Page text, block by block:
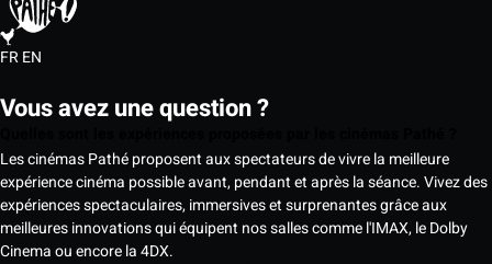
FREN
Vous avez une question ?
Les cinémas Pathé proposent aux spectateurs de vivre la meilleure
expérience cinéma possible avant, pendant et après la séance. Vivez des
expériences spectaculaires, immersives et surprenantes grâce aux
meilleures innovations qui équipent nos salles comme l'IMAX, le Dolby
Cinema ou encore la 4DX.